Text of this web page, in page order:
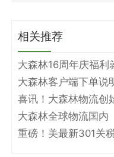
相关推荐
大森林16周年庆福利
大森林客户端下单说
大森林全球物流国内
重磅！美最新301关